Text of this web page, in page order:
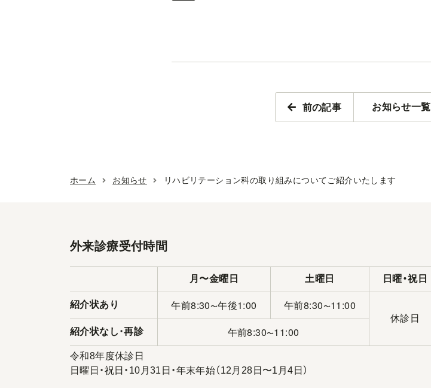
前の記事 お知らせ一覧
ホーム お知らせ リハビリテーション科の取り組みについてご紹介いたします
外来診療受付時間
月〜金曜日 土曜日 日曜・祝日
紹介状あり 午前8:30〜午後1:00 午前8:30〜11:00
休診日
紹介状なし ・再診 午前8:30〜11:00
令和8年度休診日
日曜日・祝日・10月31日・年末年始（12月28日〜1月4日）